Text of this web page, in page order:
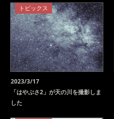
トピックス
2023/3/17
「はやぶさ2」が天の川を撮影しま
した